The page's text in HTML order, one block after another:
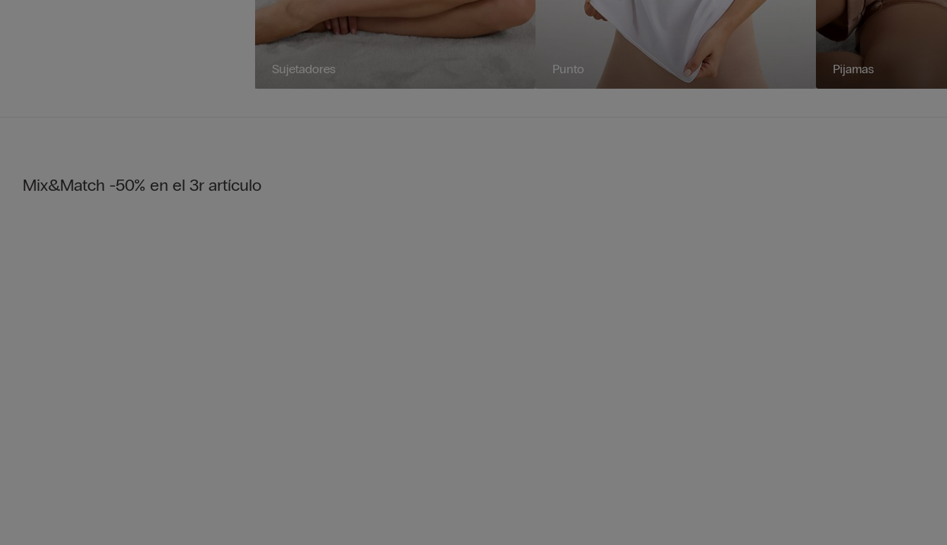
Sujetadores Punto Pijamas
Mix&Match -50% en el 3r artículo